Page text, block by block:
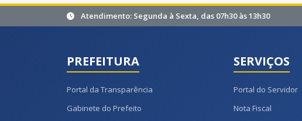
Atendimento: Segunda à Sexta, das 07h30 às 13h30
PREFEITURA
Portal da Transparência
Gabinete do Prefeito
SERVIÇOS
Portal do Servidor
Nota Fiscal